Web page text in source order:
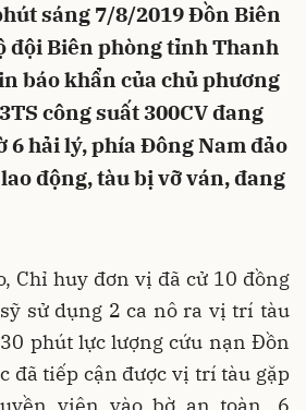
sáng 7/8/2019 Đồn Biên
đội Biên phòng tỉnh Thanh
báo khẩn của chủ phương
công suất 300CV đang
6 hải lý, phía Đông Nam đảo
động, tàu bị vỡ ván, đang
Chỉ huy đơn vị đã cử 10 đồng
sử dụng 2 ca nô ra vị trí tàu
phút lực lượng cứu nạn Đồn
đã tiếp cận được vị trí tàu gặp